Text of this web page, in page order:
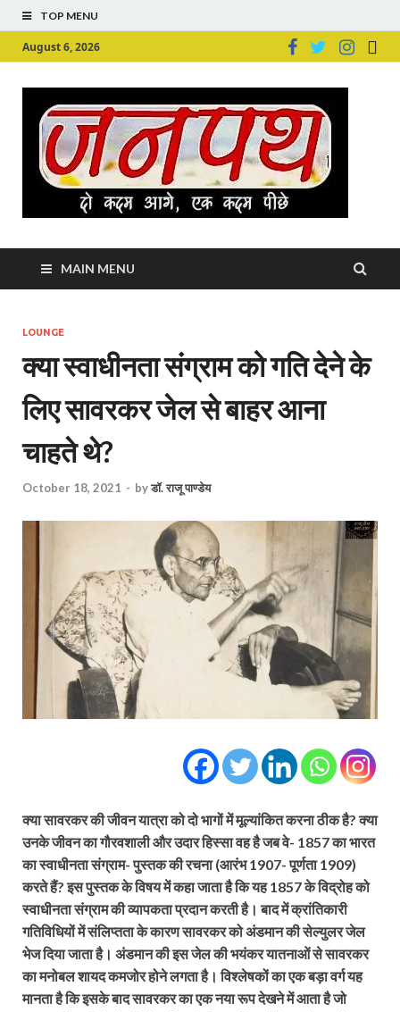
TOP MENU
August 6, 2026
MAIN MENU
LOUNGE
क्या स्वाधीनता संग्राम को गति देने के
लिए सावरकर जेल से बाहर आना
चाहते थे?
October 18, 2021 - byडॉ. राजू पाण्डेय
क्या सावरकर की जीवन यात्रा को दो भागों में मूल्यांकित करना ठीक है? क्या
उनके जीवन का गौरवशाली और उदार हिस्सा वह है जब वे- 1857 का भारत
का स्वाधीनता संग्राम- पुस्तक की रचना (आरंभ 1907- पूर्णता 1909)
करते हैं? इस पुस्तक के विषय में कहा जाता है कि यह 1857 के विद्रोह को
स्वाधीनता संग्राम की व्यापकता प्रदान करती है। बाद में क्रांतिकारी
गतिविधियों में संलिप्तता के कारण सावरकर को अंडमान की सेल्युलर जेल
भेज दिया जाता है। अंडमान की इस जेल की भयंकर यातनाओं से सावरकर
का मनोबल शायद कमजोर होने लगता है। विश्लेषकों का एक बड़ा वर्ग यह
मानता है कि इसके बाद सावरकर का एक नया रूप देखने में आता है जो